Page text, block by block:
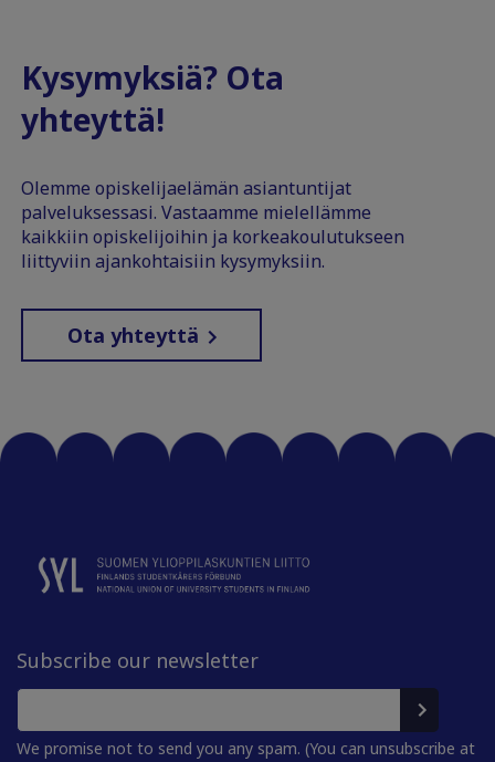
Kysymyksiä? Ota
yhteyttä!
Olemme opiskelijaelämän asiantuntijat
palveluksessasi. Vastaamme mielellämme
kaikkiin opiskelijoihin ja korkeakoulutukseen
liittyviin ajankohtaisiin kysymyksiin.
Ota yhteyttä
Subscribe our newsletter
We promise not to send you any spam. (You can unsubscribe at